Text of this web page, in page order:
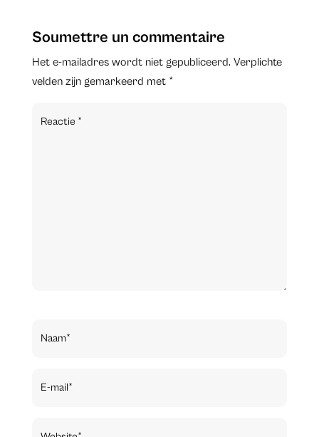
Soumettre un commentaire
Het e-mailadres wordt niet gepubliceerd. Verplichte
velden zijn gemarkeerd met *